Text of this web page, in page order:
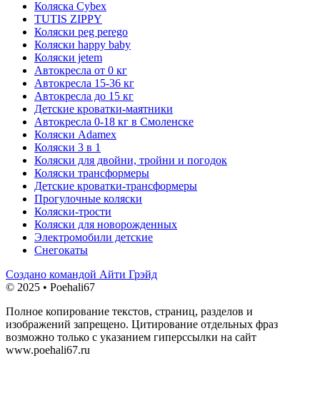
Коляска Cybex
TUTIS ZIPPY
Коляски peg perego
Коляски happy baby
Коляски jetem
Автокресла от 0 кг
Автокресла 15-36 кг
Автокресла до 15 кг
Детские кроватки-маятники
Автокресла 0-18 кг в Смоленске
Коляски Adamex
Коляски 3 в 1
Коляски для двойни, тройни и погодок
Коляски трансформеры
Детские кроватки-трансформеры
Прогулочные коляски
Коляски-трости
Коляски для новорожденных
Электромобили детские
Снегокаты
Создано командой Айти Грэйд
© 2025 • Poehali67
Полное копирование текстов, страниц, разделов и
изображений запрещено. Цитирование отдельных фраз
возможно только с указанием гиперссылки на сайт
www.poehali67.ru